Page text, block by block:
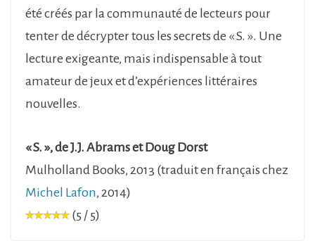
été créés par la communauté de lecteurs pour
tenter de décrypter tous les secrets de « S. ». Une
lecture exigeante, mais indispensable à tout
amateur de jeux et d’expériences littéraires
nouvelles.
« S. », de J.J. Abrams et Doug Dorst
Mulholland Books, 2013 (traduit en français chez
Michel Lafon, 2014)
(5 / 5)